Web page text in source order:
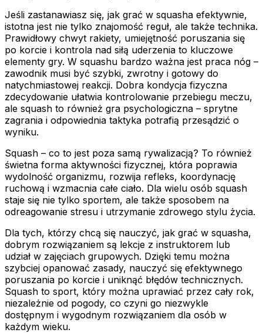
Jeśli zastanawiasz się, jak grać w squasha efektywnie,
istotna jest nie tylko znajomość reguł, ale także technika.
Prawidłowy chwyt rakiety, umiejętność poruszania się
po korcie i kontrola nad siłą uderzenia to kluczowe
elementy gry. W squashu bardzo ważna jest praca nóg –
zawodnik musi być szybki, zwrotny i gotowy do
natychmiastowej reakcji. Dobra kondycja fizyczna
zdecydowanie ułatwia kontrolowanie przebiegu meczu,
ale squash to również gra psychologiczna – sprytne
zagrania i odpowiednia taktyka potrafią przesądzić o
wyniku.
Squash – co to jest poza samą rywalizacją? To również
świetna forma aktywności fizycznej, która poprawia
wydolność organizmu, rozwija refleks, koordynację
ruchową i wzmacnia całe ciało. Dla wielu osób squash
staje się nie tylko sportem, ale także sposobem na
odreagowanie stresu i utrzymanie zdrowego stylu życia.
Dla tych, którzy chcą się nauczyć, jak grać w squasha,
dobrym rozwiązaniem są lekcje z instruktorem lub
udział w zajęciach grupowych. Dzięki temu można
szybciej opanować zasady, nauczyć się efektywnego
poruszania po korcie i uniknąć błędów technicznych.
Squash to sport, który można uprawiać przez cały rok,
niezależnie od pogody, co czyni go niezwykle
dostępnym i wygodnym rozwiązaniem dla osób w
każdym wieku.